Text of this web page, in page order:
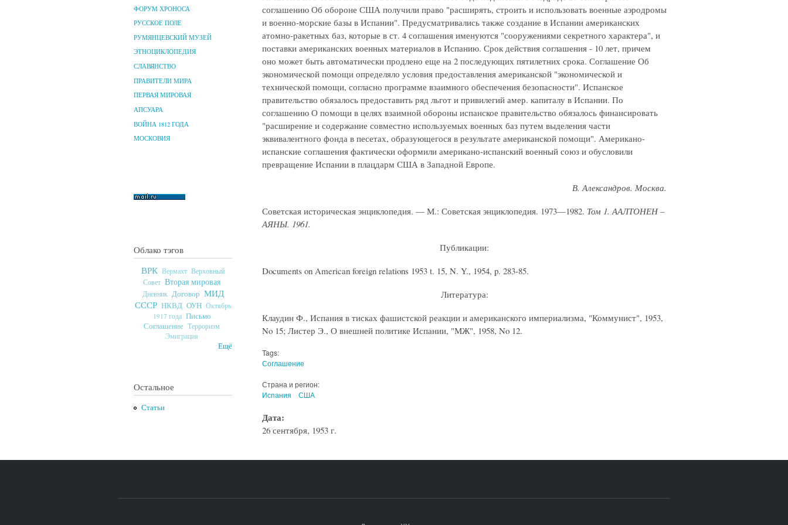
ФОРУМ ХРОНОСА
РУССКОЕ ПОЛЕ
РУМЯНЦЕВСКИЙ МУЗЕЙ
ЭТНОЦИКЛОПЕДИЯ
СЛАВЯНСТВО
ПРАВИТЕЛИ МИРА
ПЕРВАЯ МИРОВАЯ
АПСУАРА
ВОЙНА 1812 ГОДА
МОСКОВИЯ
Облако тэгов
ВРК Вермахт Верховный
Совет Вторая мировая
Дневник Договор МИД
СССР НКВД ОУН Октябрь
1917 года Письмо
Соглашение Терроризм
Эмиграция
Ещё
Остальное
Статьи
соглашению Об обороне США получили право "расширять, строить и использовать военные аэродромы
и военно-морские базы в Испании". Предусматривались также создание в Испании американских
атомно-ракетных баз, которые в ст. 4 соглашения именуются "сооружениями секретного характера", и
поставки американских военных материалов в Испанию. Срок действия соглашения - 10 лет, причем
оно может быть автоматически продлено еще на 2 последующих пятилетних срока. Соглашение Об
экономической помощи определяло условия предоставления американской "экономической и
технической помощи, согласно программе взаимного обеспечения безопасности". Испанское
правительство обязалось предоставить ряд льгот и привилегий амер. капиталу в Испании. По
соглашению О помощи в целях взаимной обороны испанское правительство обязалось финансировать
"расширение и содержание совместно используемых военных баз путем выделения части
эквивалентного фонда в песетах, образующегося в результате американской помощи". Американо-
испанские соглашения фактически оформили американо-испанский военный союз и обусловили
превращение Испании в плацдарм США в Западной Европе.
В. Александров. Москва.
Советская историческая энциклопедия. — М.: Советская энциклопедия. 1973—1982. Том 1. ААЛТОНЕН–
АЯНЫ. 1961.
Публикации:
Documents on American foreign relations 1953 t. 15, N. Y., 1954, p. 283-85.
Литература:
Клаудин Ф., Испания в тисках фашистской реакции и американского империализма, "Коммунист", 1953,
No 15; Листер Э., О внешней политике Испании, "МЖ", 1958, No 12.
Tags:
Соглашение
Страна и регион:
Испания
США
Дата:
26 сентября, 1953 г.